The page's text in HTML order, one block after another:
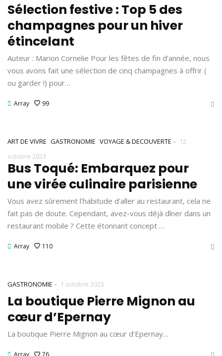
Sélection festive : Top 5 des
champagnes pour un hiver
étincelant
Auteur : Marion Cornelie Pour les fêtes de fin d’année, nous
vous avons fait une sélection de cinq champagnes à offrir (
ou garder !) pour…
Array 99
ART DE VIVRE GASTRONOMIE VOYAGE & DECOUVERTE - 12
octobre 2023
Bus Toqué: Embarquez pour
une virée culinaire parisienne
Vous avez sûrement l'habitude d'aller au restaurant, cela ne
fait pas de doute. Cependant, avez-vous déjà dîner dans un
restaurant mobile ? Cette étonnant concept …
Array 110
GASTRONOMIE - 1 octobre 2023
La boutique Pierre Mignon au
cœur d’Epernay
La boutique Pierre Mignon au cœur d’Epernay…